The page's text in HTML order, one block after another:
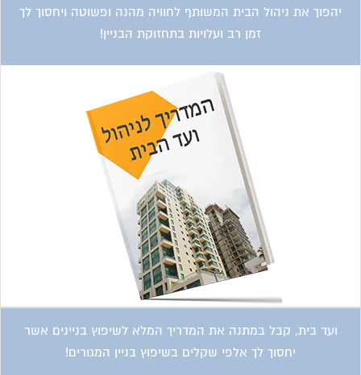
יהפוך את ניהול הבית המשותף לחוויה מהנה ופשוטה ויחסוך לך
זמן רב ועלויות בתחזוקת הבניין!
ועד בית, קבל במתנה את המדריך המלא לשיפוץ בניינים אשר
יחסוך לך אלפי שקלים בשיפוץ בניין המגורים!